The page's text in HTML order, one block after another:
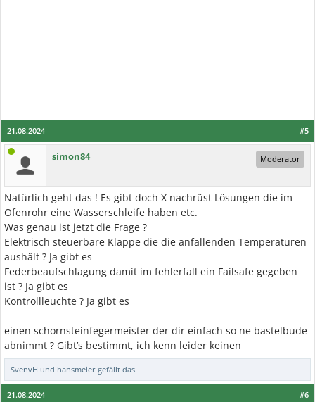
#5
21.08.2024
simon84 Moderator
Natürlich geht das ! Es gibt doch X nachrüst Lösungen die im
Ofenrohr eine Wasserschleife haben etc.
Was genau ist jetzt die Frage ?
Elektrisch steuerbare Klappe die die anfallenden Temperaturen
aushält ? Ja gibt es
Federbeaufschlagung damit im fehlerfall ein Failsafe gegeben
ist ? Ja gibt es
Kontrollleuchte ? Ja gibt es
einen schornsteinfegermeister der dir einfach so ne bastelbude
abnimmt ? Gibt’s bestimmt, ich kenn leider keinen
SvenvH und hansmeier gefällt das.
#6
21.08.2024